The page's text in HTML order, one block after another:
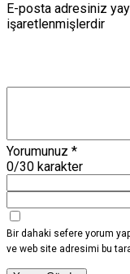
E-posta adresiniz
işaretlenmişlerdir
Yorumunuz *
0/30 karakter
Bir dahaki sefere yorum
ve web site adresimi bu